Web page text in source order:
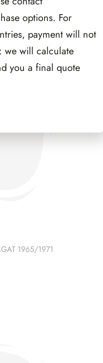
1965/1971
options. For
payment will not
we will calculate
you a final quote